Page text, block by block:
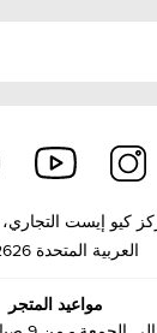
العربية المتحدة 502626
مواعيد المتجر